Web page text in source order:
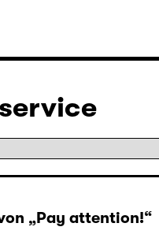
„Pay attention!“